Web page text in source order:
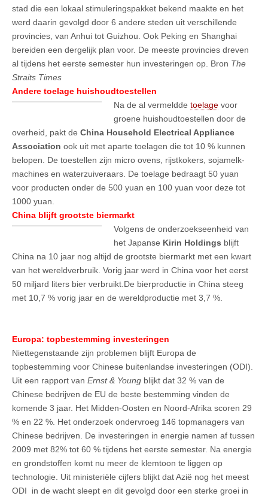
stad die een lokaal stimuleringspakket bekend maakte en het
werd daarin gevolgd door 6 andere steden uit verschillende
provincies, van Anhui tot Guizhou. Ook Peking en Shanghai
bereiden een dergelijk plan voor. De meeste provincies dreven
al tijdens het eerste semester hun investeringen op. Bron The
Straits Times
Andere toelage huishoudtoestellen
Na de al vermeldde toelage voor
groene huishoudtoestellen door de
overheid, pakt de China Household Electrical Appliance
Association ook uit met aparte toelagen die tot 10 % kunnen
belopen. De toestellen zijn micro ovens, rijstkokers, sojamelk-
machines en waterzuiveraars. De toelage bedraagt 50 yuan
voor producten onder de 500 yuan en 100 yuan voor deze tot
1000 yuan.
China blijft grootste biermarkt
Volgens de onderzoekseenheid van
het Japanse Kirin Holdings blijft
China na 10 jaar nog altijd de grootste biermarkt met een kwart
van het wereldverbruik. Vorig jaar werd in China voor het eerst
50 miljard liters bier verbruikt.De bierproductie in China steeg
met 10,7 % vorig jaar en de wereldproductie met 3,7 %.
Europa: topbestemming investeringen
Niettegenstaande zijn problemen blijft Europa de
topbestemming voor Chinese buitenlandse investeringen (ODI).
Uit een rapport van Ernst & Young blijkt dat 32 % van de
Chinese bedrijven de EU de beste bestemming vinden de
komende 3 jaar. Het Midden-Oosten en Noord-Afrika scoren 29
% en 22 %. Het onderzoek ondervroeg 146 topmanagers van
Chinese bedrijven. De investeringen in energie namen af tussen
2009 met 82% tot 60 % tijdens het eerste semester. Na energie
en grondstoffen komt nu meer de klemtoon te liggen op
technologie. Uit ministeriële cijfers blijkt dat Azië nog het meest
ODI in de wacht sleept en dit gevolgd door een sterke groei in